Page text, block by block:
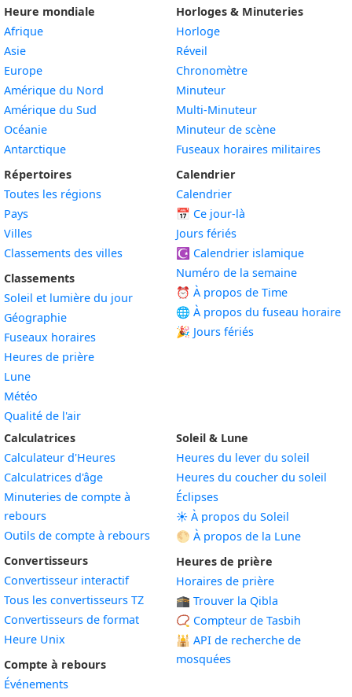
Heure mondiale
Afrique
Asie
Europe
Amérique du Nord
Amérique du Sud
Océanie
Antarctique
Répertoires
Toutes les régions
Pays
Villes
Classements des villes
Classements
Soleil et lumière du jour
Géographie
Fuseaux horaires
Heures de prière
Lune
Météo
Qualité de l'air
Horloges & Minuteries
Horloge
Réveil
Chronomètre
Minuteur
Multi-Minuteur
Minuteur de scène
Fuseaux horaires militaires
Calendrier
Calendrier
📅 Ce jour-là
Jours fériés
☪️ Calendrier islamique
Numéro de la semaine
⏰ À propos de Time
🌐 À propos du fuseau horaire
🎉 Jours fériés
Calculatrices
Calculateur d'Heures
Calculatrices d'âge
Minuteries de compte à
rebours
Outils de compte à rebours
Convertisseurs
Convertisseur interactif
Tous les convertisseurs TZ
Convertisseurs de format
Heure Unix
Compte à rebours
Événements
Soleil & Lune
Heures du lever du soleil
Heures du coucher du soleil
Éclipses
☀️ À propos du Soleil
🌕 À propos de la Lune
Heures de prière
Horaires de prière
🕋 Trouver la Qibla
📿 Compteur de Tasbih
🕌 API de recherche de
mosquées